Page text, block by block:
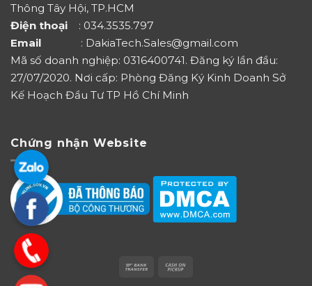
Thông Tây Hội, TP.HCM
Điện thoại : 034.3535.797
Email : DakiaTech.Sales@gmail.com
Mã số doanh nghiệp: 0316400741. Đăng ký lần đầu:
27/07/2020. Nơi cấp: Phòng Đăng Ký Kinh Doanh Sở
Kế Hoạch Đầu Tư TP Hồ Chí Minh
Chứng nhận Website